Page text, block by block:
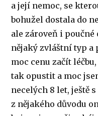
a její nemoc, se
bohužel dostala do
ale zároveň i
nějaký zvláštní typ a
moc cenu začít
tak opustit a moc
necelých 8 let, ještě
z nějakého důvodu